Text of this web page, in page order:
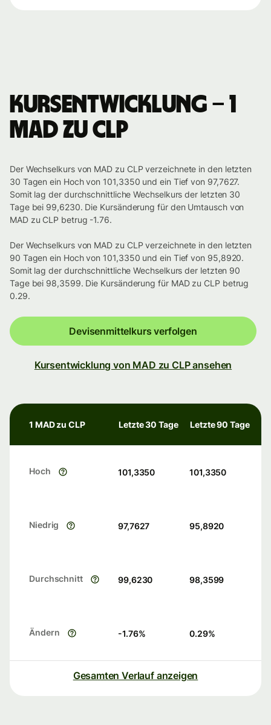
Kursentwicklung – 1
MAD zu CLP
Der Wechselkurs von MAD zu CLP verzeichnete in den letzten
30 Tagen ein Hoch von 101,3350 und ein Tief von 97,7627.
Somit lag der durchschnittliche Wechselkurs der letzten 30
Tage bei 99,6230. Die Kursänderung für den Umtausch von
MAD zu CLP betrug -1.76.
Der Wechselkurs von MAD zu CLP verzeichnete in den letzten
90 Tagen ein Hoch von 101,3350 und ein Tief von 95,8920.
Somit lag der durchschnittliche Wechselkurs der letzten 90
Tage bei 98,3599. Die Kursänderung für MAD zu CLP betrug
0.29.
Devisenmittelkurs verfolgen
Kursentwicklung von MAD zu CLP ansehen
1 MAD zu CLP Letzte 30 Tage Letzte 90 Tage
Hoch 101,3350 101,3350
Niedrig 97,7627 95,8920
Durchschnitt 99,6230 98,3599
Ändern -1.76% 0.29%
Gesamten Verlauf anzeigen